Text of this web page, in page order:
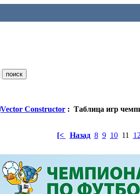
Vector Constructor : Таблица игр
[< Назад 8 9 1011